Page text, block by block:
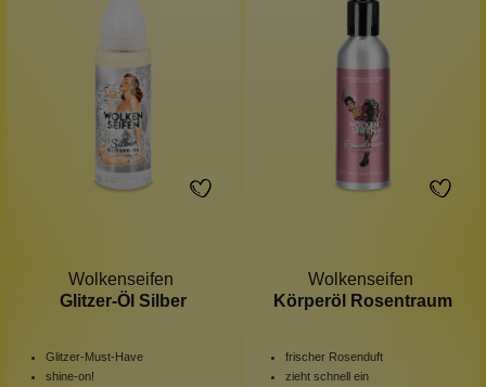
Wolkenseifen
Glitzer-Öl Silber
Glitzer-Must-Have
shine-on!
Wolkenseifen
Körperöl Rosentraum
frischer Rosenduft
zieht schnell ein